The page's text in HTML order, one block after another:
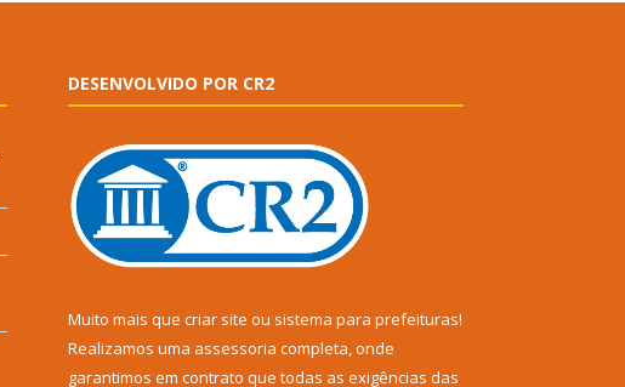
DESENVOLVIDO POR CR2
Muito mais que criar site ou sistema para prefeituras!
Realizamos uma assessoria completa, onde
garantimos em contrato que todas as exigências das